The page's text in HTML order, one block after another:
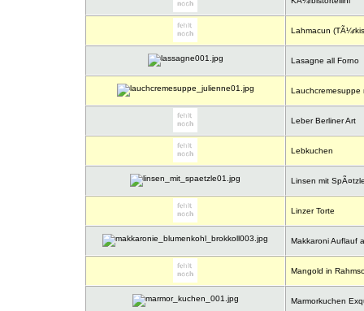
Lahmacun
Lasagne all Forno
Lauchcremesuppe
Leber Berliner Art
Lebkuchen
Linsen mit
Linzer Torte
Makkaroni Auflauf
Mangold in
Marmorkuchen